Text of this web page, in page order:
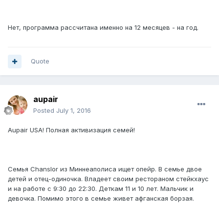
Нет, программа рассчитана именно на 12 месяцев - на год.
Quote
aupair
Posted July 1, 2016
Aupair USA! Полная активизация семей!
Семья Chanslor из Миннеаполиса ищет опейр. В семье двое
детей и отец-одиночка. Владеет своим рестораном стейкхаус
и на работе с 9:30 до 22:30. Деткам 11 и 10 лет. Мальчик и
девочка. Помимо этого в семье живет афганская борзая.